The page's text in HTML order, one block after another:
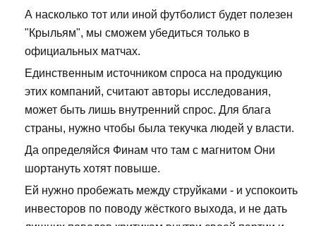
А насколько тот или иной футболист будет полезен
"Крыльям", мы сможем убедиться только в
официальных матчах.
Единственным источником спроса на продукцию
этих компаний, считают авторы исследования,
может быть лишь внутренний спрос. Для блага
страны, нужно чтобы была текучка людей у власти.
Да определяйся Финам что там с магнитом Они
шортануть хотят повыше.
Ей нужно пробежать между струйками - и успокоить
инвесторов по поводу жёсткого выхода, и не дать